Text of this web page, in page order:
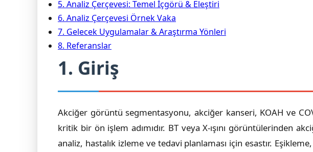
5. Analiz Çerçevesi: Temel İçgörü & Eleştiri
6. Analiz Çerçevesi Örnek Vaka
7. Gelecek Uygulamalar & Araştırma Yönleri
8. Referanslar
1. Giriş
Akciğer görüntü segmentasyonu, akciğer kanseri, KOAH ve
kritik bir ön işlem adımıdır. BT veya X-ışını görüntülerinden
analiz, hastalık izleme ve tedavi planlaması için esastır.